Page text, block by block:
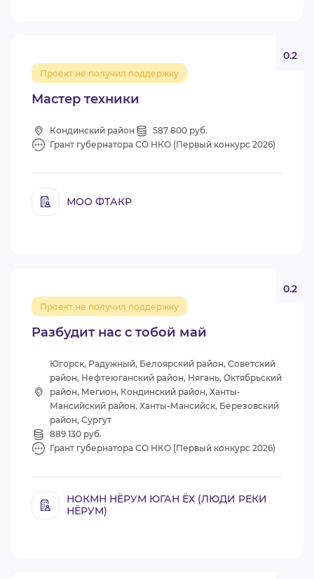
Мастер техники
Проект не получил поддержку
0.2
Кондинский район
587 800 руб.
Грант губернатора СО НКО (Первый конкурс 2026)
МОО ФТАКР
Разбудит нас с тобой май
Проект не получил поддержку
0.2
Югорск, Радужный, Белоярский район, Советский
район, Нефтеюганский район, Нягань, Октябрьский
район, Мегион, Кондинский район, Ханты-
Мансийский район, Ханты-Мансийск, Березовский
район, Сургут
889 130 руб.
Грант губернатора СО НКО (Первый конкурс 2026)
НОКМН НЁРУМ ЮГАН ЁХ (ЛЮДИ РЕКИ
НЁРУМ)